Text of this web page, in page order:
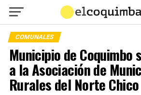
COMUNALES
Municipio de Coquimbo
a la Asociación de
Rurales del Norte Chico